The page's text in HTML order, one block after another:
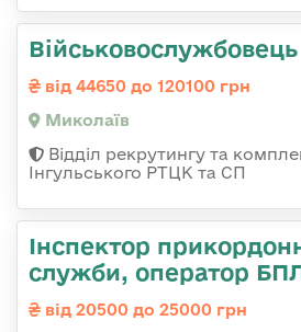
Військовослужбовець
від 44650 до 120100 грн
Миколаїв
Відділ рекрутингу та
Інгульського РТЦК та СП
Інспектор
служби, оператор
від 20500 до 25000 грн